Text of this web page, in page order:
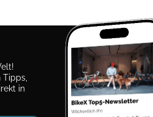
in